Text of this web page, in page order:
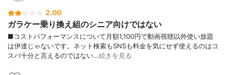
2.00
ガラケー乗り換え組のシニア向けではない
■コストパフォーマンスについて月額1,100円で動画視聴以外使い放題
は伊達じゃないです。ネット検索もSNSも料金を気にせず使えるのはコ
スパ十分と言えるのではない…続きを見る